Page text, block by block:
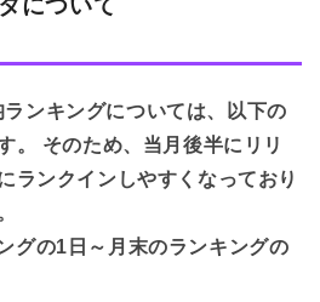
について
ンキングについては、以下の
。 そのため、当月後半にリリ
ランクインしやすくなっており
グの1日～月末のランキングの